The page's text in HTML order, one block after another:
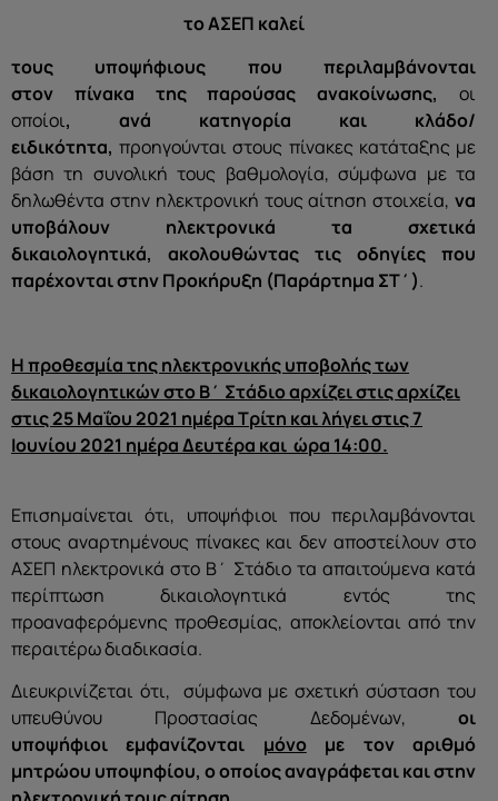
το ΑΣΕΠ καλεί
τους υποψήφιους που περιλαμβάνονται
στον
πίνακα της παρούσας ανακοίνωσης,
οι
οποίοι,
ανά κατηγορία και κλάδο/
ειδικότητα, προηγούνται στους πίνακες κατάταξης με
βάση τη συνολική τους βαθμολογία, σύμφωνα με τα
δηλωθέντα στην ηλεκτρονική τους αίτηση στοιχεία, να
υποβάλουν ηλεκτρονικά τα σχετικά
δικαιολογητικά,
ακολουθώντας τις οδηγίες που
παρέχονται στην Προκήρυξη (Παράρτημα ΣΤ΄).
Η προθεσμία της ηλεκτρονικής υποβολής των
δικαιολογητικών στο Β΄ Στάδιο αρχίζει στις αρχίζει
στις 25 Μαΐου 2021 ημέρα Τρίτη και λήγει στις 7
Ιουνίου 2021 ημέρα Δευτέρα και ώρα 14:00.
Επισημαίνεται ότι, υποψήφιοι που περιλαμβάνονται
στους αναρτημένους πίνακες και δεν αποστείλουν στο
ΑΣΕΠ ηλεκτρονικά στο Β΄ Στάδιο τα απαιτούμενα κατά
περίπτωση δικαιολογητικά εντός της
προαναφερόμενης προθεσμίας, αποκλείονται από την
περαιτέρω διαδικασία.
Διευκρινίζεται ότι, σύμφωνα με σχετική σύσταση του
υπευθύνου Προστασίας Δεδομένων, οι
υποψήφιοι
εμφανίζονται μόνομε τον αριθμό
μητρώου υποψηφίου, ο οποίος αναγράφεται και στην